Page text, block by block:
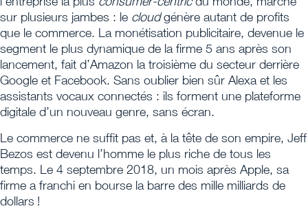
sur plusieurs jambes : le cloudgénère autant de profits
que le commerce. La monétisation publicitaire, devenue le
segment le plus dynamique de la firme 5 ans après son
lancement, fait d’Amazon la troisième du secteur derrière
Google et Facebook. Sans oublier bien sûr Alexa et les
assistants vocaux connectés : ils forment une plateforme
digitale d’un nouveau genre, sans écran.
Le commerce ne suffit pas et, à la tête de son empire, Jeff
Bezos est devenu l’homme le plus riche de tous les
temps. Le 4 septembre 2018, un mois après Apple, sa
firme a franchi en bourse la barre des mille milliards de
dollars !